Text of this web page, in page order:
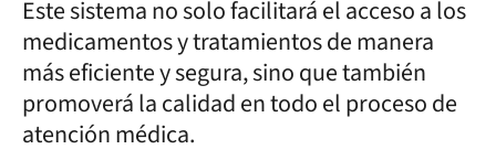
Este sistema no solo facilitará el acceso a los
medicamentos y tratamientos de manera
más eficiente y segura, sino que también
promoverá la calidad en todo el proceso de
atención médica.